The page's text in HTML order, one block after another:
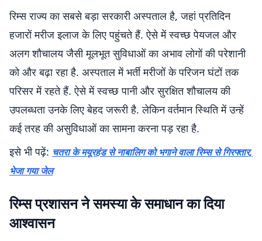
रिम्स राज्य का सबसे बड़ा सरकारी अस्पताल है, जहां प्रतिदिन
हजारों मरीज इलाज के लिए पहुंचते हैं. ऐसे में स्वच्छ पेयजल और
अलग शौचालय जैसी मूलभूत सुविधाओं का अभाव लोगों की परेशानी
को और बढ़ा रहा है. अस्पताल में भर्ती मरीजों के परिजन घंटों तक
परिसर में रहते हैं. ऐसे में स्वच्छ पानी और सुरक्षित शौचालय की
उपलब्धता उनके लिए बेहद जरूरी है. लेकिन वर्तमान स्थिति में उन्हें
कई तरह की असुविधाओं का सामना करना पड़ रहा है.
इसे भी पढ़ें: चतरा के मयूरहंड से नाबालिग को भगाने वाला रिम्स से गिरफ्तार,
भेजा गया जेल
रिम्स प्रशासन ने समस्या के समाधान का दिया
आश्वासन